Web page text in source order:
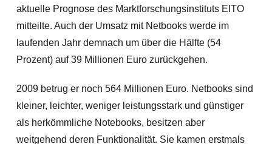
aktuelle Prognose des Marktforschungsinstituts EITO
mitteilte. Auch der Umsatz mit Netbooks werde im
laufenden Jahr demnach um über die Hälfte (54
Prozent) auf 39 Millionen Euro zurückgehen.
2009 betrug er noch 564 Millionen Euro. Netbooks sind
kleiner, leichter, weniger leistungsstark und günstiger
als herkömmliche Notebooks, besitzen aber
weitgehend deren Funktionalität. Sie kamen erstmals